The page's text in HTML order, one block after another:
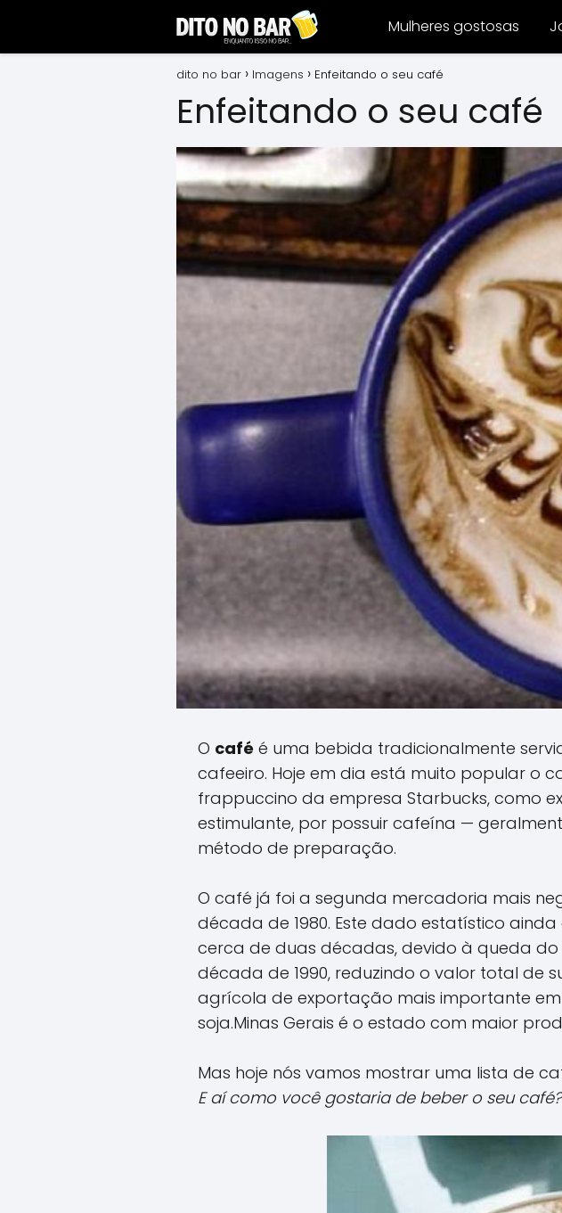
Mulheres gostosas
dito no bar Imagens Enfeitando o seu café
Enfeitando o seu café
O café é uma bebida tradicionalmente
cafeeiro. Hoje em dia está muito popular o
frappuccino da empresa Starbucks, como
estimulante, por possuir cafeína —
método de preparação.
O café já foi a segunda mercadoria mais
década de 1980. Este dado estatístico
cerca de duas décadas, devido à queda
década de 1990, reduzindo o valor total de
agrícola de exportação mais importante
soja.Minas Gerais é o estado com maior
Mas hoje nós vamos mostrar uma lista de
E aí como você gostaria de beber o seu café?